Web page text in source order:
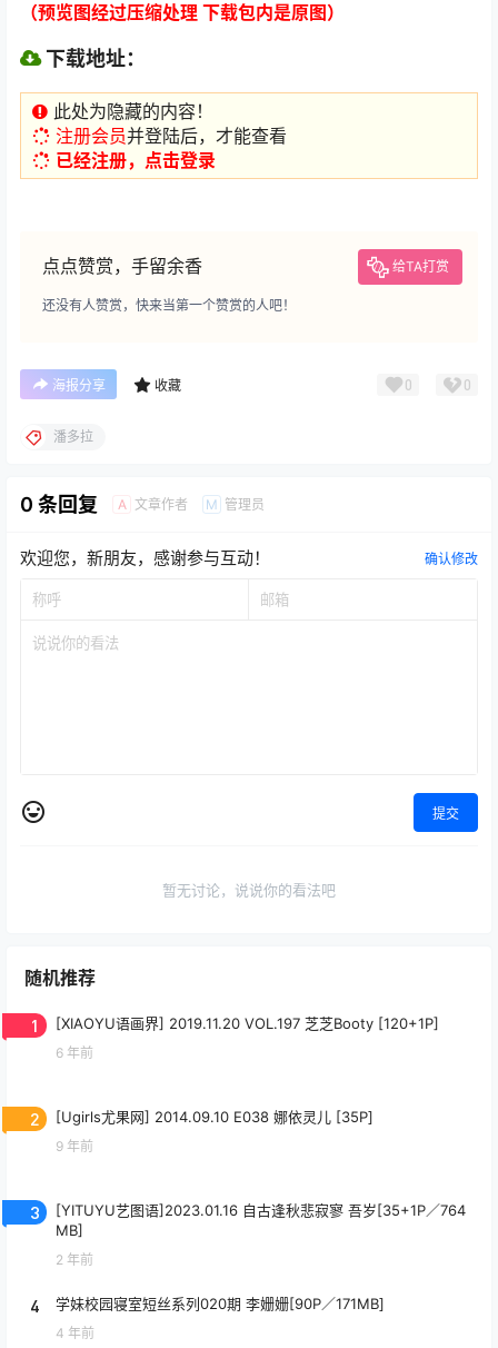
（预览图经过压缩处理 下载包内是原图）
下载地址：
此处为隐藏的内容！
注册会员并登陆后，才能查看
已经注册，点击登录
点点赞赏，手留余香 给TA打赏
还没有人赞赏，快来当第一个赞赏的人吧！
海报分享 收藏 0 0
潘多拉
0 条回复 A 文章作者 M 管理员
欢迎您，新朋友，感谢参与互动！ 确认修改
提交
暂无讨论，说说你的看法吧
随机推荐
1 [XIAOYU语画界] 2019.11.20 VOL.197 芝芝Booty [120+1P]
6 年前
2 [Ugirls尤果网] 2014.09.10 E038 娜依灵儿 [35P]
9 年前
3
[YITUYU艺图语]2023.01.16 自古逢秋悲寂寥 吾岁[35+1P／764
MB]
2 年前
4 学妹校园寝室短丝系列020期 李姗姗[90P／171MB]
4 年前